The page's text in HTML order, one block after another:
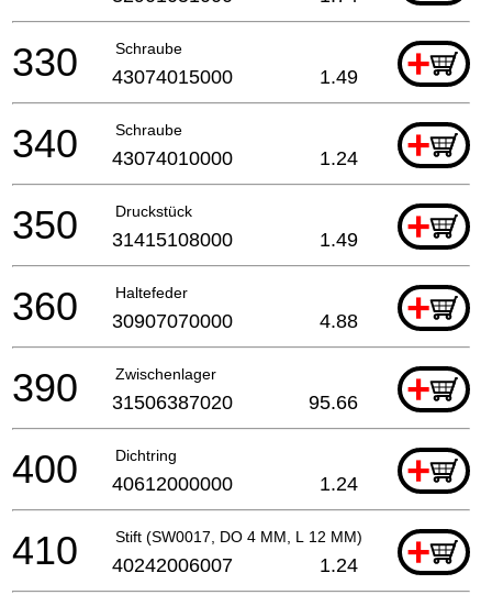
Schraube +
330 43074015000 1.49
Schraube +
340 43074010000 1.24
Druckstück +
350 31415108000 1.49
Haltefeder +
360 30907070000 4.88
Zwischenlager +
390 31506387020 95.66
Dichtring +
400 40612000000 1.24
Stift (SW0017, DO 4 MM, L 12 MM) +
410 40242006007 1.24